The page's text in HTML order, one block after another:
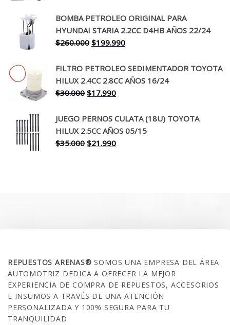
original
era:
$650.000.
actual
es:
$519.990.
BOMBA PETROLEO ORIGINAL PARA
HYUNDAI STARIA 2.2CC D4HB AÑOS 22/24
$260.000 El
original
era:
$260.000.
$199.990El
actual
es:
FILTRO PETROLEO SEDIMENTADOR TOYOTA
HILUX 2.4CC 2.8CC AÑOS 16/24
$30.000 El
original
era:
$30.000.
$17.990El
actual
es:
$17.990.
JUEGO PERNOS CULATA (18U) TOYOTA
HILUX 2.5CC AÑOS 05/15
$35.000 El
$21.990El
REPUESTOS ARENAS®SOMOS UNA EMPRESA DEL ÁREA
AUTOMOTRIZ DEDICA A OFRECER LA MEJOR
EXPERIENCIA DE COMPRA DE REPUESTOS, ACCESORIOS
E INSUMOS A TRAVÉS DE UNA ATENCIÓN
PERSONALIZADA Y 100% SEGURA PARA TU
TRANQUILIDAD